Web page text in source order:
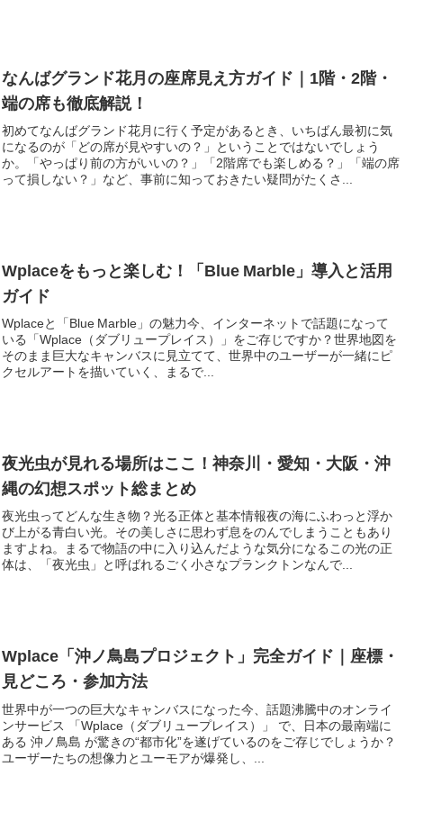
なんばグランド花月の座席見え方ガイド｜1階・2階・
端の席も徹底解説！
初めてなんばグランド花月に行く予定があるとき、いちばん最初に気
になるのが「どの席が見やすいの？」ということではないでしょう
か。「やっぱり前の方がいいの？」「2階席でも楽しめる？」「端の席
って損しない？」など、事前に知っておきたい疑問がたくさ...
Wplaceをもっと楽しむ！「Blue Marble」導入と活用
ガイド
Wplaceと「Blue Marble」の魅力今、インターネットで話題になって
いる「Wplace（ダブリュープレイス）」をご存じですか？世界地図を
そのまま巨大なキャンバスに見立てて、世界中のユーザーが一緒にピ
クセルアートを描いていく、まるで...
夜光虫が見れる場所はここ！神奈川・愛知・大阪・沖
縄の幻想スポット総まとめ
夜光虫ってどんな生き物？光る正体と基本情報夜の海にふわっと浮か
び上がる青白い光。その美しさに思わず息をのんでしまうこともあり
ますよね。まるで物語の中に入り込んだような気分になるこの光の正
体は、「夜光虫」と呼ばれるごく小さなプランクトンなんで...
Wplace「沖ノ鳥島プロジェクト」完全ガイド｜座標・
見どころ・参加方法
世界中が一つの巨大なキャンバスになった今、話題沸騰中のオンライ
ンサービス 「Wplace（ダブリュープレイス）」 で、日本の最南端に
ある 沖ノ鳥島 が驚きの“都市化”を遂げているのをご存じでしょうか？
ユーザーたちの想像力とユーモアが爆発し、...